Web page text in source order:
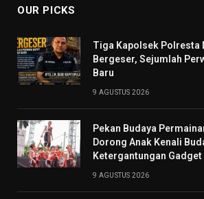
OUR PICKS
Tiga Kapolsek Polresta
Bergeser, Sejumlah
Baru
9 AGUSTUS 2026
Pekan Budaya
Dorong Anak Kenali
Ketergantungan Gadget
9 AGUSTUS 2026